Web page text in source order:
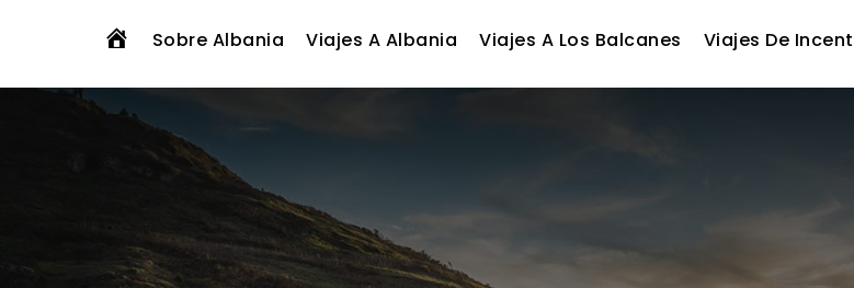
E
Sobre Albania Viajes A Albania Viajes A Los Balcanes Viajes De